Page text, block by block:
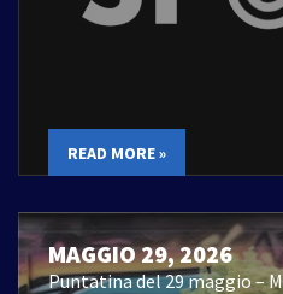
READ MORE »
MAGGIO 29, 2026
Puntatina del 29 maggio –